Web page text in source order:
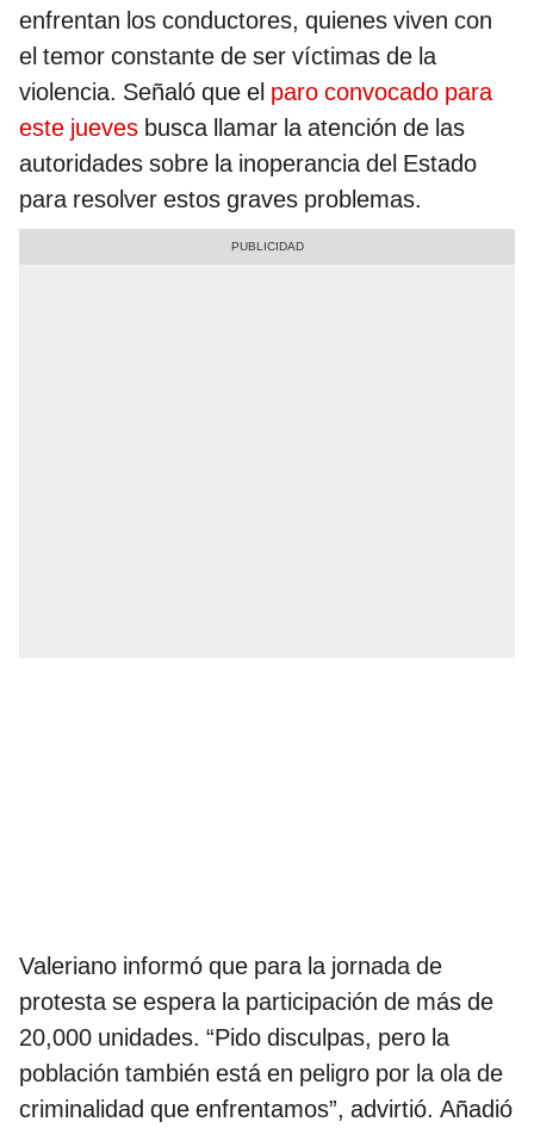
enfrentan los conductores, quienes viven con
el temor constante de ser víctimas de la
violencia. Señaló que el paro convocado para
este jueves busca llamar la atención de las
autoridades sobre la inoperancia del Estado
para resolver estos graves problemas.
Valeriano informó que para la jornada de
protesta se espera la participación de más de
20,000 unidades. “Pido disculpas, pero la
población también está en peligro por la ola de
criminalidad que enfrentamos”, advirtió. Añadió